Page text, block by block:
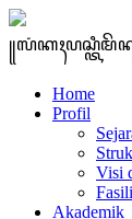
Home
Profil
Visi
Akademik